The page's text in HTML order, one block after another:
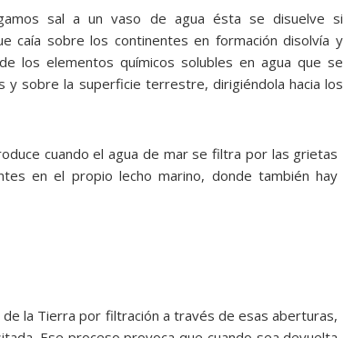
sal a un vaso de agua ésta se disuelve si
caía sobre los continentes en formación disolvía y
los elementos químicos solubles en agua que se
y sobre la superficie terrestre, dirigiéndola hacia los
cuando el agua de mar se filtra por las grietas
en el propio lecho marino, donde también hay
la Tierra por filtración a través de esas aberturas,